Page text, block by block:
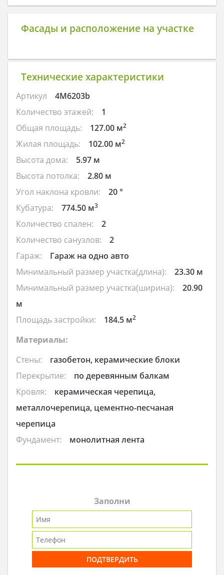
Фасады и расположение на участке
Технические характеристики
Артикул
4M6203b
Количество этажей:
1
Общая площадь:
127.00 м2
Жилая площадь: 102.00 м2
Высота дома:
5.97 м
Высота потолка:
2.80 м
Угол наклона кровли:
20 °
Кубатура:
774.50 м3
Количество спален:
2
Количество санузлов:
2
Гараж:
Гараж на одно авто
Минимальный размер участка(длина):
23.30 м
Минимальный размер участка(ширина):
20.90
м
Площадь застройки:
184.5 м2
Материалы:
Стены:
газобетон, керамические блоки
Перекрытие:
по деревянным балкам
Кровля:
керамическая черепица,
металлочерепица, цементно-песчаная
черепица
Фундамент:
монолитная лента
Заполни